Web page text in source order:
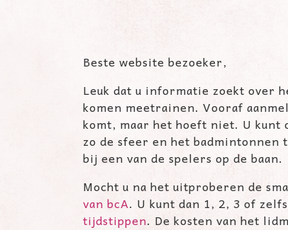
Beste website bezoeker,
Leuk dat u informatie zoekt over
komen meetrainen. Vooraf
komt, maar het hoeft niet. U kunt
zo de sfeer en het
bij een van de spelers op de baan.
Mocht u na het uitproberen de
van bcA. U kunt dan 1, 2, 3 of
tijdstippen. De kosten van het